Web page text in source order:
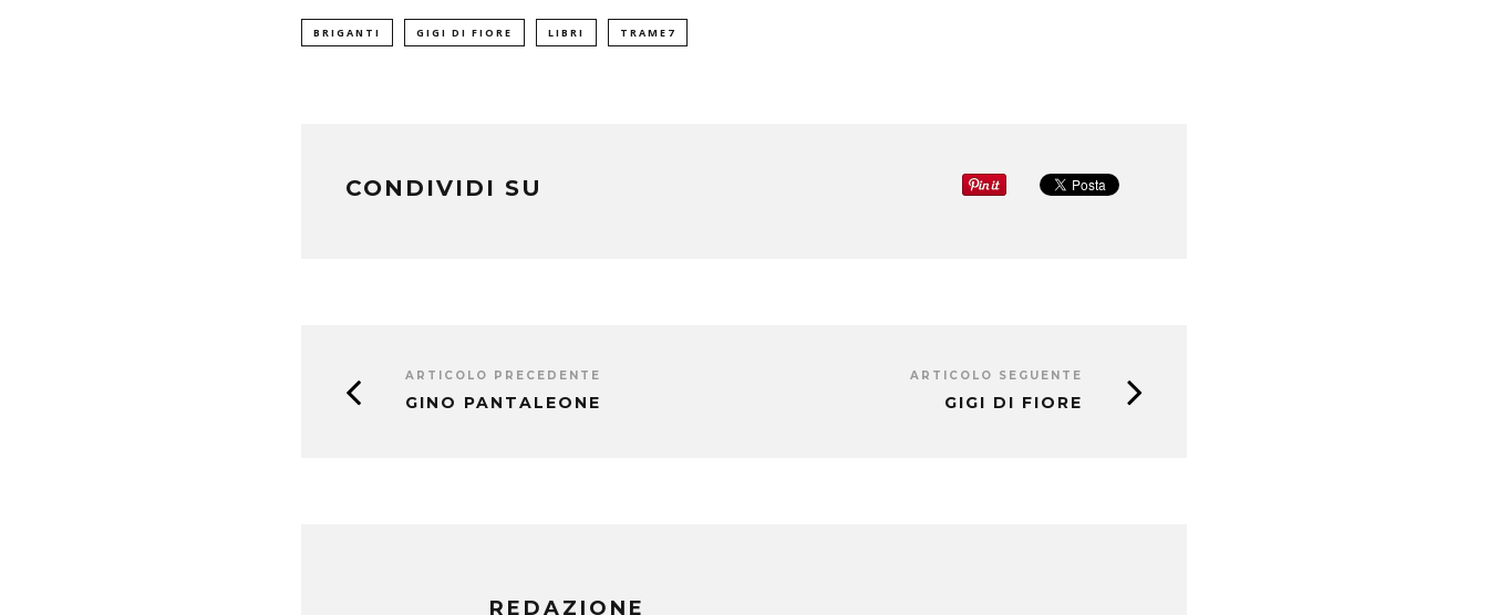
BRIGANTI GIGI DI FIORE LIBRI TRAME7
CONDIVIDI SU
ARTICOLO PRECEDENTE
GINO PANTALEONE
ARTICOLO SEGUENTE
GIGI DI FIORE
REDAZIONE